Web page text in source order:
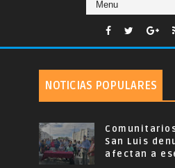
NOTICIAS POPULARES
San Luis
afectan a